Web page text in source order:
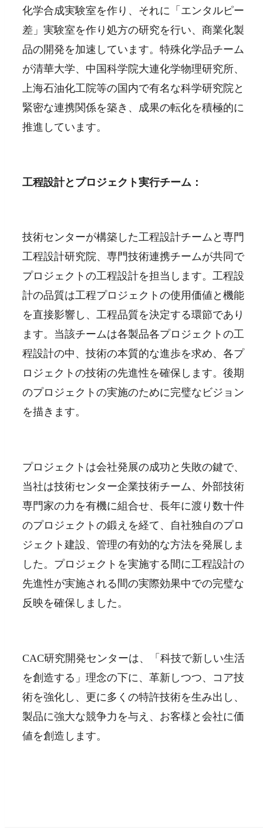
化学合成実験室を作り、それに「エンタルピー
差」実験室を作り処方の研究を行い、商業化製
品の開発を加速しています。特殊化学品チーム
が清華大学、中国科学院大連化学物理研究所、
上海石油化工院等の国内で有名な科学研究院と
緊密な連携関係を築き、成果の転化を積極的に
推進しています。
工程設計とプロジェクト実行チーム：
技術センターが構築した工程設計チームと専門
工程設計研究院、専門技術連携チームが共同で
プロジェクトの工程設計を担当します。工程設
計の品質は工程プロジェクトの使用価値と機能
を直接影響し、工程品質を決定する環節であり
ます。当該チームは各製品各プロジェクトの工
程設計の中、技術の本質的な進歩を求め、各プ
ロジェクトの技術の先進性を確保します。後期
のプロジェクトの実施のために完璧なビジョン
を描きます。
プロジェクトは会社発展の成功と失敗の鍵で、
当社は技術センター企業技術チーム、外部技術
専門家の力を有機に組合せ、長年に渡り数十件
のプロジェクトの鍛えを経て、自社独自のプロ
ジェクト建設、管理の有効的な方法を発展しま
した。プロジェクトを実施する間に工程設計の
先進性が実施される間の実際効果中での完璧な
反映を確保しました。
CAC研究開発センターは、「科技で新しい生活
を創造する」理念の下に、革新しつつ、コア技
術を強化し、更に多くの特許技術を生み出し、
製品に強大な競争力を与え、お客様と会社に価
値を創造します。